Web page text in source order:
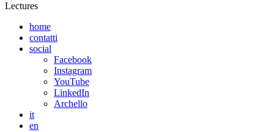
Lectures
home
contatti
social
Facebook
Instagram
YouTube
LinkedIn
Archello
it
en